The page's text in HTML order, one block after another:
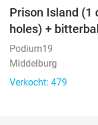
Prison Island (1
holes) +
Podium19
Middelburg
Verkocht: 479